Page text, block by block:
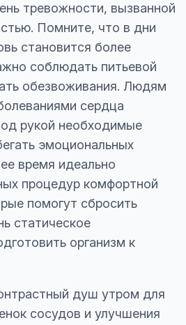
тревожности, вызванной
Помните, что в дни
становится более
соблюдать питьевой
обезвоживания. Людям
сердца
рукой необходимые
эмоциональных
время идеально
процедур комфортной
помогут сбросить
статическое
организм к
душ утром для
сосудов и улучшения